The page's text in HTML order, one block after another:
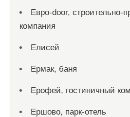
Евро-door, строительно-
компания
Елисей
Ермак, баня
Ерофей, гостиничный
Ершово, парк-отель